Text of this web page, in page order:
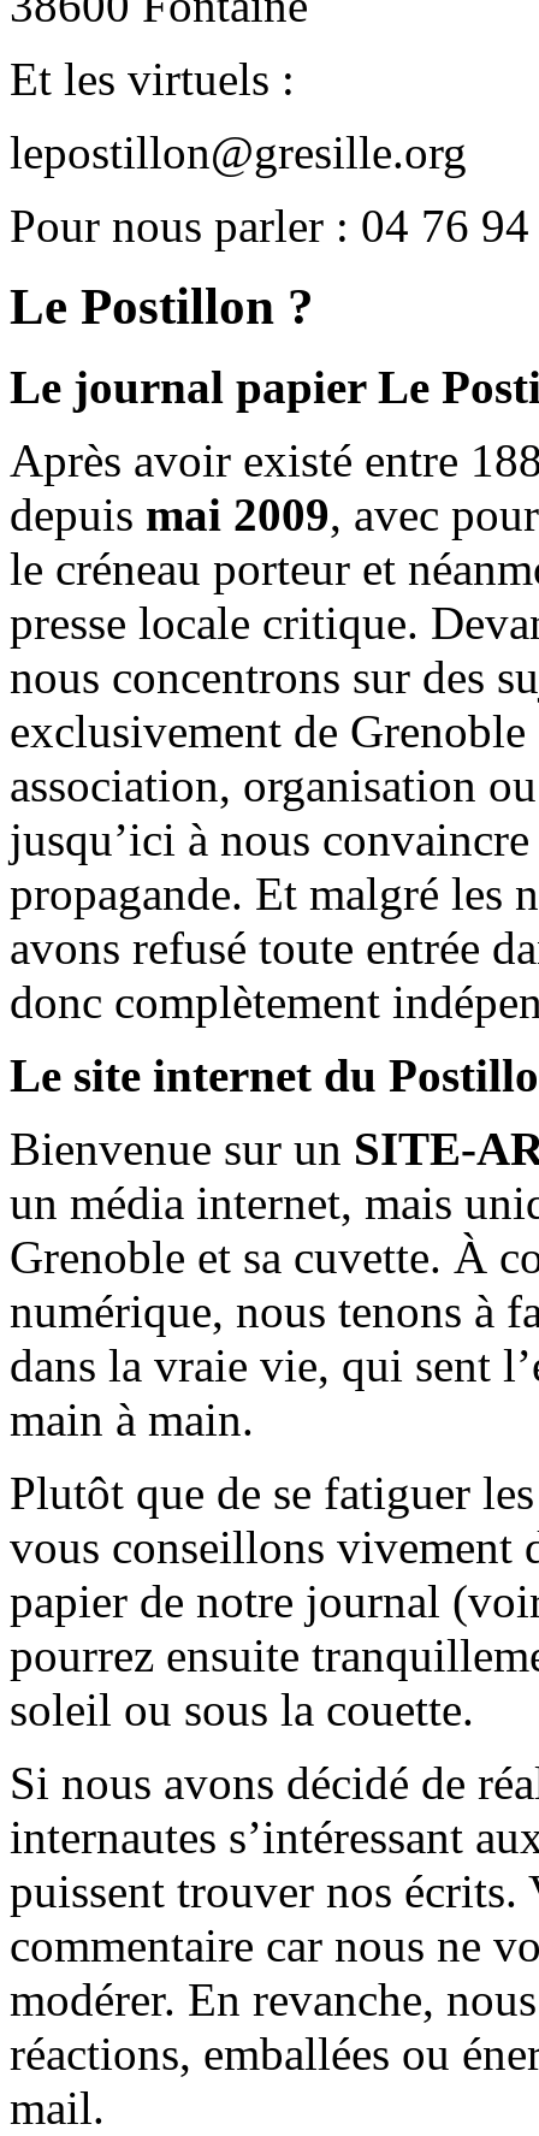
Et les virtuels :
lepostillon@gresille.org
Pour nous parler : 04 76
Le Postillon ?
Le journal papier Le
Après avoir existé entre
depuis mai 2009, avec
le créneau porteur et
presse locale critique.
nous concentrons sur des
exclusivement de
association, organisation
jusqu’ici à nous
propagande. Et malgré les
avons refusé toute entrée
donc complètement
Le site internet du
Bienvenue sur un SITE-
un média internet, mais
Grenoble et sa cuvette. À
numérique, nous tenons à
dans la vraie vie, qui sent
main à main.
Plutôt que de se fatiguer
vous conseillons vivement
papier de notre journal
pourrez ensuite
soleil ou sous la couette.
Si nous avons décidé de
internautes s’intéressant
puissent trouver nos écrits.
commentaire car nous ne
modérer. En revanche,
réactions, emballées ou
mail.